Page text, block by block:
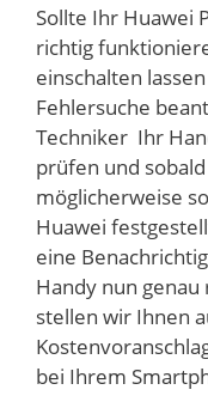
Sollte Ihr Huawei
richtig
einschalten
Fehlersuche
Techniker Ihr
prüfen und
möglicherweise
Huawei
eine
Handy nun
stellen wir Ihnen
bei Ihrem